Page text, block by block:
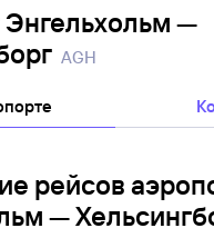
—
AGH
рейсов
—